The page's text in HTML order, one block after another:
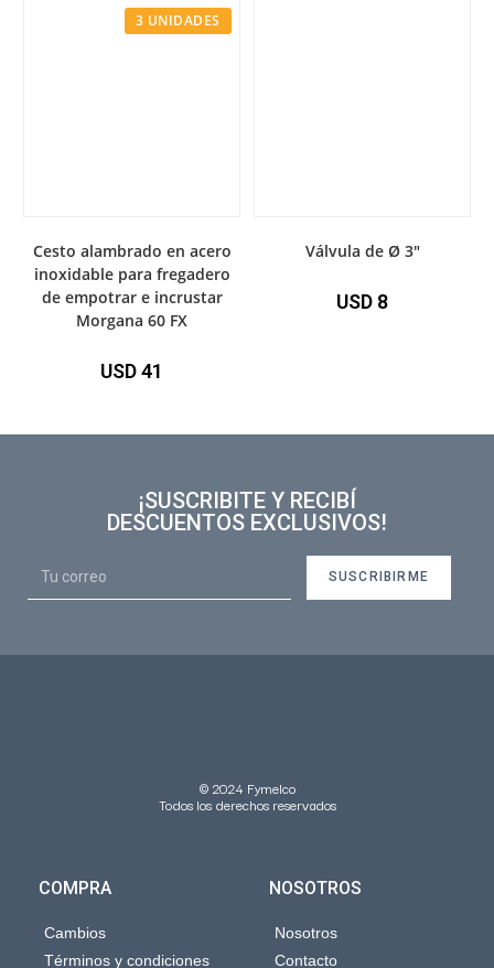
3 UNIDADES
Cesto alambrado en acero
inoxidable para fregadero
de empotrar e incrustar
Morgana 60 FX
USD41
Válvula de Ø 3″
USD 8
¡SUSCRIBITE Y RECIBÍ
DESCUENTOS EXCLUSIVOS!
SUSCRIBIRME
© 2024 Fymelco
Todos los derechos reservados
COMPRA
Cambios
Términos y condiciones
NOSOTROS
Nosotros
Contacto